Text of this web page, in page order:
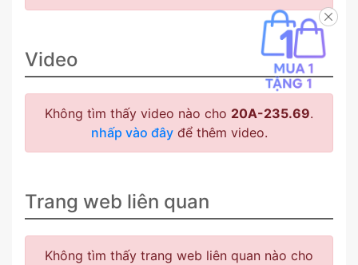
Video
Không tìm thấy video nào cho 20A-235.69.
nhấp vào đâyđể thêm video.
Trang web liên quan
Không tìm thấy trang web liên quan nào cho